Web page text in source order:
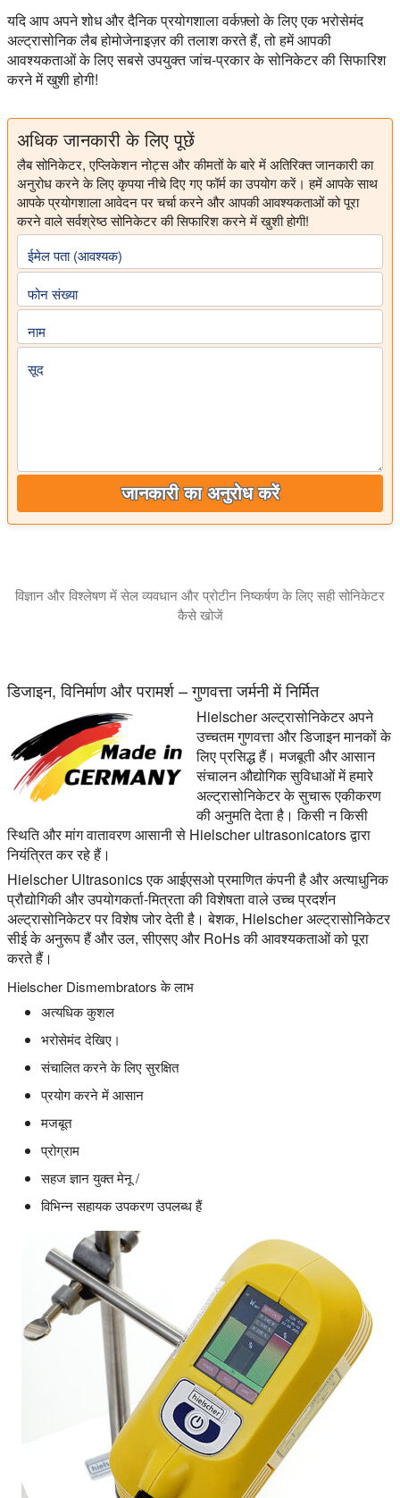
यदि आप अपने शोध और दैनिक प्रयोगशाला वर्कफ़्लो के लिए एक भरोसेमंद
अल्ट्रासोनिक लैब होमोजेनाइज़र की तलाश करते हैं, तो हमें आपकी
आवश्यकताओं के लिए सबसे उपयुक्त जांच-प्रकार के सोनिकेटर की सिफारिश
करने में खुशी होगी!
अधिक जानकारी के लिए पूछें
लैब सोनिकेटर, एप्लिकेशन नोट्स और कीमतों के बारे में अतिरिक्त जानकारी का
अनुरोध करने के लिए कृपया नीचे दिए गए फॉर्म का उपयोग करें। हमें आपके साथ
आपके प्रयोगशाला आवेदन पर चर्चा करने और आपकी आवश्यकताओं को पूरा
करने वाले सर्वश्रेष्ठ सोनिकेटर की सिफारिश करने में खुशी होगी!
ईमेल पता (आवश्यक)
फोन संख्या
नाम
सूद
जानकारी का अनुरोध करें
विज्ञान और विश्लेषण में सेल व्यवधान और प्रोटीन निष्कर्षण के लिए सही सोनिकेटर
कैसे खोजें
डिजाइन, विनिर्माण और परामर्श – गुणवत्ता जर्मनी में निर्मित
Hielscher अल्ट्रासोनिकेटर अपने
उच्चतम गुणवत्ता और डिजाइन मानकों के
लिए प्रसिद्ध हैं। मजबूती और आसान
संचालन औद्योगिक सुविधाओं में हमारे
अल्ट्रासोनिकेटर के सुचारू एकीकरण
की अनुमति देता है। किसी न किसी
स्थिति और मांग वातावरण आसानी से Hielscher ultrasonicators द्वारा
नियंत्रित कर रहे हैं।
Hielscher Ultrasonics एक आईएसओ प्रमाणित कंपनी है और अत्याधुनिक
प्रौद्योगिकी और उपयोगकर्ता-मित्रता की विशेषता वाले उच्च प्रदर्शन
अल्ट्रासोनिकेटर पर विशेष जोर देती है। बेशक, Hielscher अल्ट्रासोनिकेटर
सीई के अनुरूप हैं और उल, सीएसए और RoHs की आवश्यकताओं को पूरा
करते हैं।
Hielscher Dismembrators के लाभ
अत्यधिक कुशल
भरोसेमंद देखिए।
संचालित करने के लिए सुरक्षित
प्रयोग करने में आसान
मजबूत
प्रोग्राम
सहज ज्ञान युक्त मेनू /
विभिन्न सहायक उपकरण उपलब्ध हैं